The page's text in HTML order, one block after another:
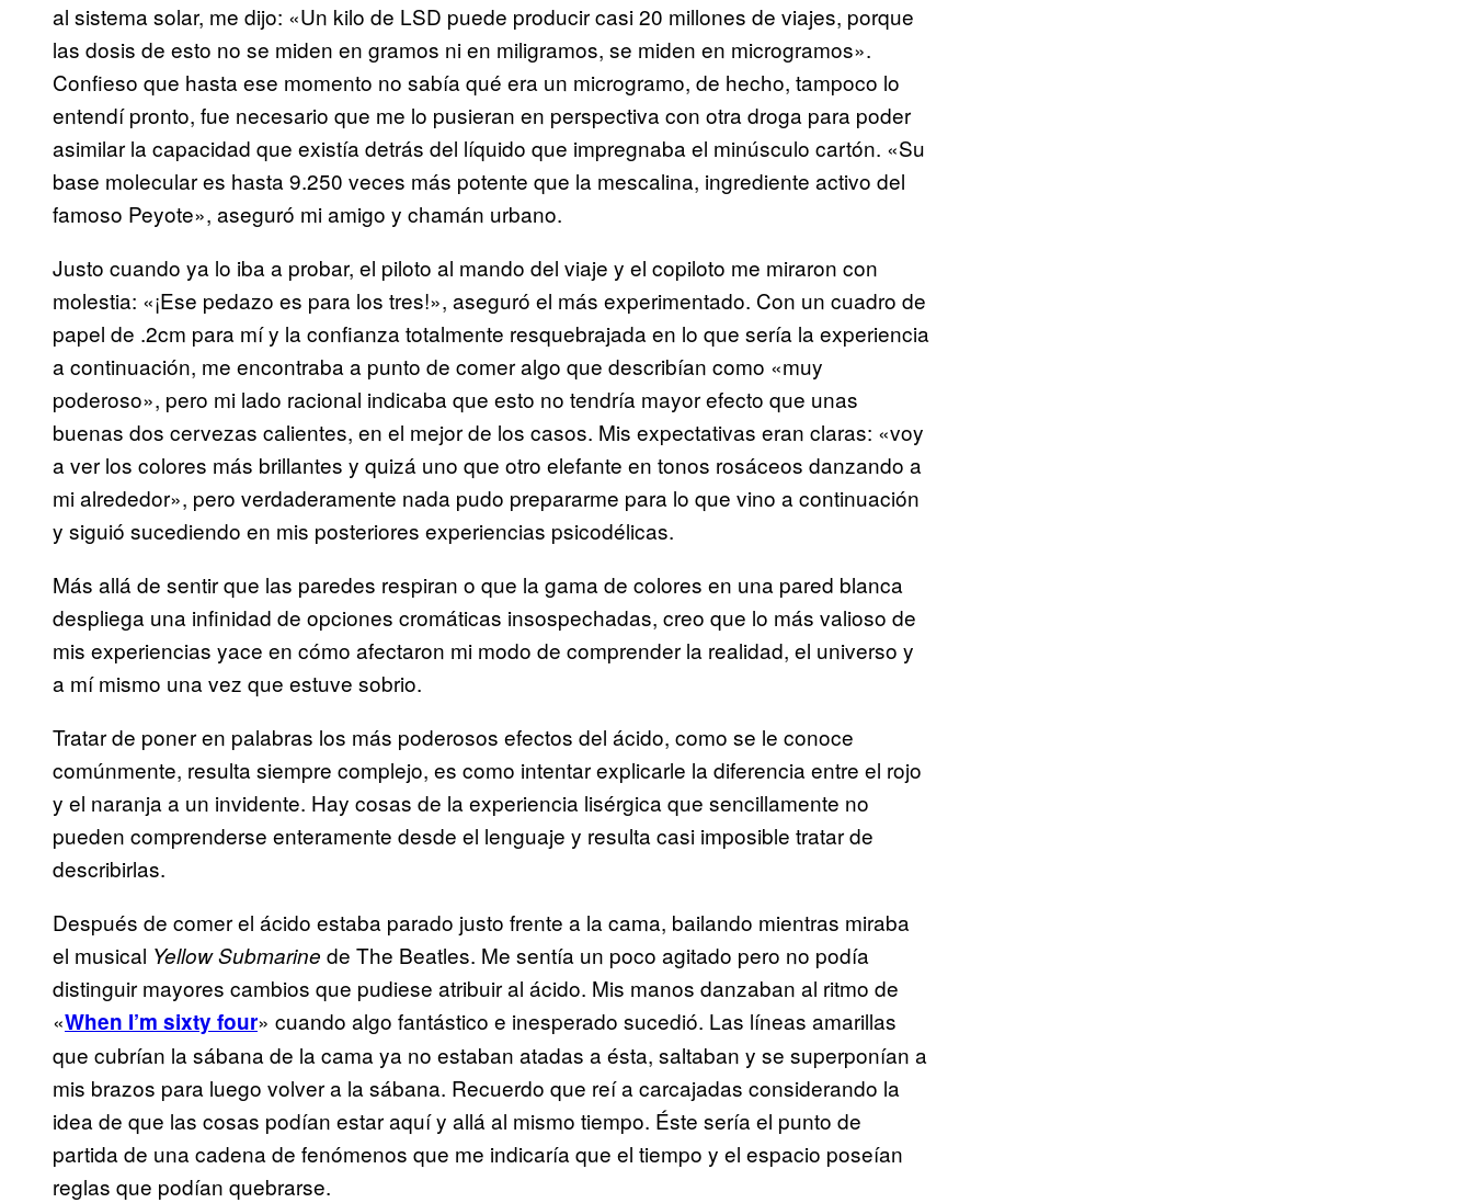
al sistema solar, me dijo: «Un kilo de LSD puede producir casi 20 millones de viajes, porque
las dosis de esto no se miden en gramos ni en miligramos, se miden en microgramos».
Confieso que hasta ese momento no sabía qué era un microgramo, de hecho, tampoco lo
entendí pronto, fue necesario que me lo pusieran en perspectiva con otra droga para poder
asimilar la capacidad que existía detrás del líquido que impregnaba el minúsculo cartón. «Su
base molecular es hasta 9.250 veces más potente que la mescalina, ingrediente activo del
famoso Peyote», aseguró mi amigo y chamán urbano.
Justo cuando ya lo iba a probar, el piloto al mando del viaje y el copiloto me miraron con
molestia: «¡Ese pedazo es para los tres!», aseguró el más experimentado. Con un cuadro de
papel de .2cm para mí y la confianza totalmente resquebrajada en lo que sería la experiencia
a continuación, me encontraba a punto de comer algo que describían como «muy
poderoso», pero mi lado racional indicaba que esto no tendría mayor efecto que unas
buenas dos cervezas calientes, en el mejor de los casos. Mis expectativas eran claras: «voy
a ver los colores más brillantes y quizá uno que otro elefante en tonos rosáceos danzando a
mi alrededor», pero verdaderamente nada pudo prepararme para lo que vino a continuación
y siguió sucediendo en mis posteriores experiencias psicodélicas.
Más allá de sentir que las paredes respiran o que la gama de colores en una pared blanca
despliega una infinidad de opciones cromáticas insospechadas, creo que lo más valioso de
mis experiencias yace en cómo afectaron mi modo de comprender la realidad, el universo y
a mí mismo una vez que estuve sobrio.
Tratar de poner en palabras los más poderosos efectos del ácido, como se le conoce
comúnmente, resulta siempre complejo, es como intentar explicarle la diferencia entre el rojo
y el naranja a un invidente. Hay cosas de la experiencia lisérgica que sencillamente no
pueden comprenderse enteramente desde el lenguaje y resulta casi imposible tratar de
describirlas.
Después de comer el ácido estaba parado justo frente a la cama, bailando mientras miraba
el musical Yellow Submarine de The Beatles. Me sentía un poco agitado pero no podía
distinguir mayores cambios que pudiese atribuir al ácido. Mis manos danzaban al ritmo de
«When I’m sixty four» cuando algo fantástico e inesperado sucedió. Las líneas amarillas
que cubrían la sábana de la cama ya no estaban atadas a ésta, saltaban y se superponían a
mis brazos para luego volver a la sábana. Recuerdo que reí a carcajadas considerando la
idea de que las cosas podían estar aquí y allá al mismo tiempo. Éste sería el punto de
partida de una cadena de fenómenos que me indicaría que el tiempo y el espacio poseían
reglas que podían quebrarse.